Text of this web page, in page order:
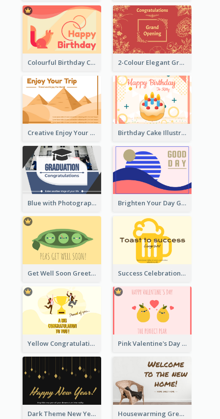
Colourful Birthday Card Decorated With Graphic Animals 2-Colour Elegant Grand Opening Greeting Card
Creative Enjoy Your Trip Card Birthday Cake Illustration Greeting Card
Blue with Photography Graduation Greeting Card Brighten Your Day Greeting Card
Get Well Soon Greeting Card Success Celebration Greeting Card
Yellow Congratulation Greeting Card Pink Valentine's Day Greeting Card
Dark Theme New Year Celebration Card Housewarming Greeting Card